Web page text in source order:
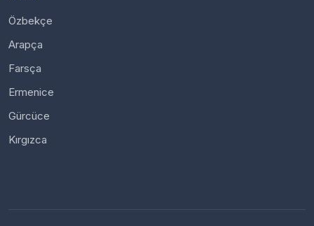
Özbekçe
Arapça
Farsça
Ermenice
Gürcüce
Kırgızca